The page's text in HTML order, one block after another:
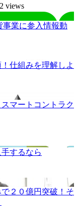
2 views
事業に参入情報動
仕組みを理解しよ
マートコントラク
するなら
２０億円突破！そ